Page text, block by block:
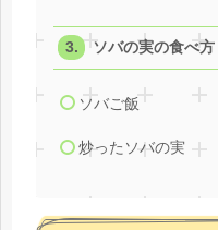
ソバの実の食べ方
ソバご飯
炒ったソバの実